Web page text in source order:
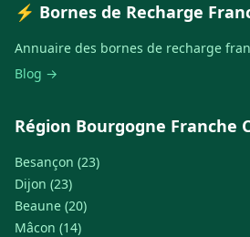
⚡ Bornes de Recharge
Annuaire des bornes de recharge
Blog →
Région Bourgogne Franche
Besançon (23)
Dijon (23)
Beaune (20)
Mâcon (14)